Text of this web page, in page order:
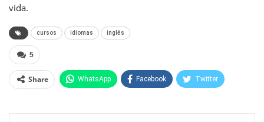
vida.
cursos idiomas inglês
5
Share WhatsApp Facebook Twitter